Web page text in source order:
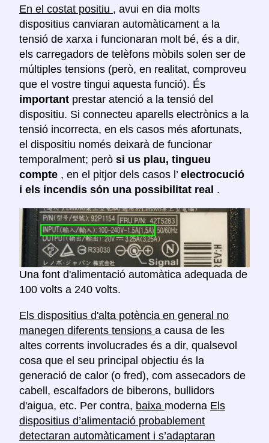
En el costat positiu , avui en dia molts
dispositius canviaran automàticament a la
tensió de xarxa i funcionaran molt bé, és a dir,
els carregadors de telèfons mòbils solen ser de
múltiples tensions (però, en realitat, comproveu
que el vostre tingui aquesta funció). És
important prestar atenció a la tensió del
dispositiu. Si connecteu aparells electrònics a la
tensió incorrecta, en els casos més afortunats,
el dispositiu només deixarà de funcionar
temporalment; però si us plau, tingueu
compte , en el pitjor dels casos l’ electrocució
i els incendis són una possibilitat real .
Una font d'alimentació automàtica adequada de
100 volts a 240 volts.
Els dispositius d'alta potència en general no
manegen diferents tensions a causa de les
altes corrents involucrades és a dir, qualsevol
cosa que el seu principal objectiu és la
generació de calor (o fred), com assecadors de
cabell, escalfadors de biberons, bullidors
d'aigua, etc. Per contra, baixa moderna Els
dispositius d’alimentació probablement
detectaran automàticament i s’adaptaran